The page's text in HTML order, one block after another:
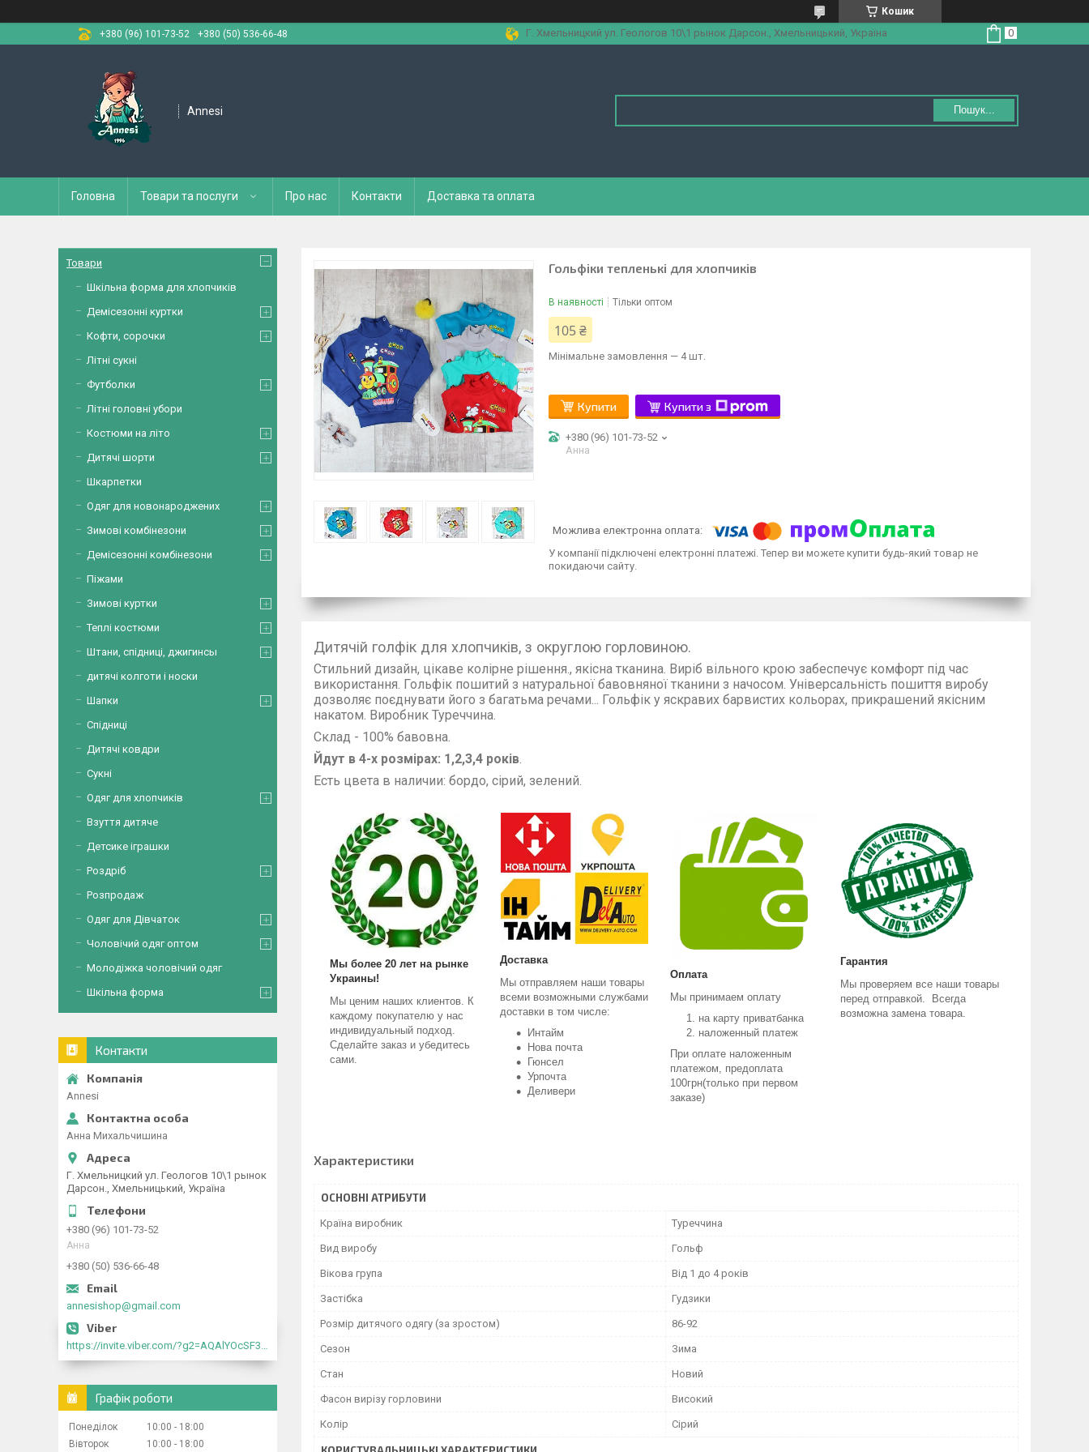
Кошик
+380 (96) 101-73-52
+380 (50) 536-66-48 Г. Хмельницкий ул. Геологов 10\1 рынок Дарсон., Хмельницький, Україна
Annesi Пошук...
Головна Товари та послуги Про нас Контакти Доставка та оплата
Гольфіки тепленькі для хлопчиків
В наявності Тільки оптом
105 ₴
Мінімальне замовлення — 4 шт.
Купити Купити з
+380 (96) 101-73-52
Анна
У компанії підключені електронні платежі. Тепер ви можете купити будь-який товар не
покидаючи сайту.
Дитячій голфік для хлопчиків, з округлою горловиною.
Стильний дизайн, цікаве колірне рішення., якісна тканина. Виріб вільного крою забеспечує комфорт під час
використання. Гольфік пошитий з натуральної бавовняної тканини з начосом. Універсальність пошиття виробу
дозволяє поєднувати його з багатьма речами... Гольфік у яскравих барвистих кольорах, прикрашений якісним
накатом. Виробник Туреччина.
Склад - 100% бавовна.
Йдут в 4-х розмірах: 1,2,3,4 років.
Есть цвета в наличии: бордо, сірий, зелений.
Мы более 20 лет на рынке
Украины!
Мы ценим наших клиентов. К
каждому покупателю у нас
индивидуальный подход.
Сделайте заказ и убедитесь
сами.
Доставка
Мы отправляем наши товары
всеми возможными службами
доставки в том числе:
Интайм
Нова почта
Гюнсел
Урпочта
Деливери
Оплата
Мы принимаем оплату
на карту приватбанка
наложенный платеж
При оплате наложенным
платежом, предоплата
100грн(только при первом
заказе)
Гарантия
Мы проверяем все наши товары
перед отправкой. Всегда
возможна замена товара.
Характеристики
ОСНОВНІ АТРИБУТИ
Країна виробник Туреччина
Вид виробу Гольф
Вікова група Від 1 до 4 років
Застібка Гудзики
Розмір дитячого одягу (за зростом) 86-92
Сезон Зима
Стан Новий
Фасон вирізу горловини Високий
Колір Сірий
Товари
Шкільна форма для хлопчиків
Демісезонні куртки
Кофти, сорочки
Літні сукні
Футболки
Літні головні убори
Костюми на літо
Дитячі шорти
Шкарпетки
Одяг для новонароджених
Зимові комбінезони
Демісезонні комбінезони
Піжами
Зимові куртки
Теплі костюми
Штани, спідниці, джигинсы
дитячі колготи і носки
Шапки
Спідниці
Дитячі ковдри
Сукні
Одяг для хлопчиків
Взуття дитяче
Детсике іграшки
Роздріб
Розпродаж
Одяг для Дівчаток
Чоловічий одяг оптом
Молодіжка чоловічий одяг
Шкільна форма
Контакти
Annesi
Анна Михальчишина
Г. Хмельницкий ул. Геологов 10\1 рынок
Дарсон., Хмельницький, Україна
+380 (96) 101-73-52
Анна
+380 (50) 536-66-48
annesishop@gmail.com
https://invite.viber.com/?g2=AQAlYOcSF30rb0kdJdojYDWtk4sNE5eWPg2Om5jJmRlpJwnTwfwnCzMMxer2vioZ"
Графік роботи
Понеділок 10:00
18:00
Вівторок
10:00 18:00